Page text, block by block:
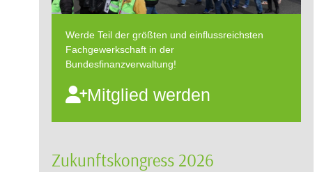
Werde Teil der größten und einflussreichsten
Fachgewerkschaft in der
Bundesfinanzverwaltung!
Mitglied werden
Zukunftskongress 2026